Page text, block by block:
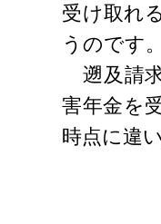
受け取れ
うのです。
遡及請
害年金を
時点に違